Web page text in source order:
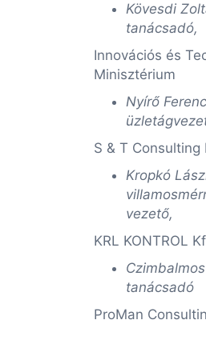
Kövesdi
tanácsadó,
Innovációs és
Minisztérium
Nyírő
S & T Consulting
Kropkó
vezető,
KRL KONTROL
tanácsadó
ProMan